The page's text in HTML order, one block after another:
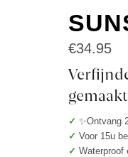
€34.95
✓✨Ontvang
✓Voor 15u
✓Waterproof